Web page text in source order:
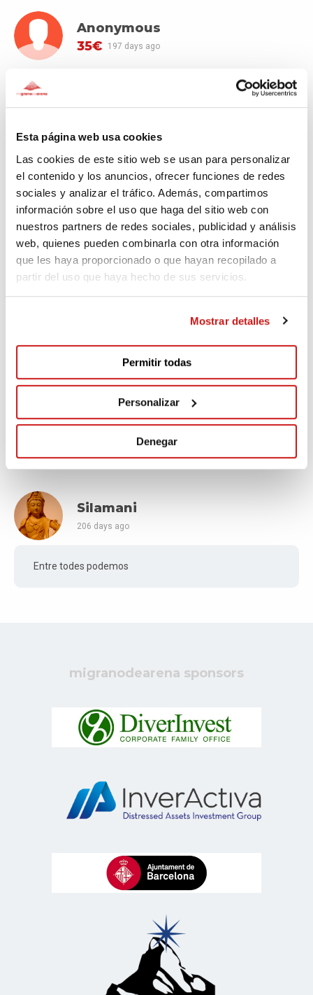
Esta página web usa cookies
Las cookies de este sitio web se usan para personalizar
el contenido y los anuncios, ofrecer funciones de redes
sociales y analizar el tráfico. Además, compartimos
información sobre el uso que haga del sitio web con
nuestros partners de redes sociales, publicidad y análisis
web, quienes pueden combinarla con otra información
que les haya proporcionado o que hayan recopilado a
partir del uso que haya hecho de sus servicios.
Mostrar detalles
Permitir todas
Personalizar
Denegar
Anonymous
35€
197 days ago
Silamani
1.000€ 206 days ago
SEE MORE DONATORS
Virginia
102 days ago
Silamani
206 days ago
Entre todes podemos
migranodearena sponsors